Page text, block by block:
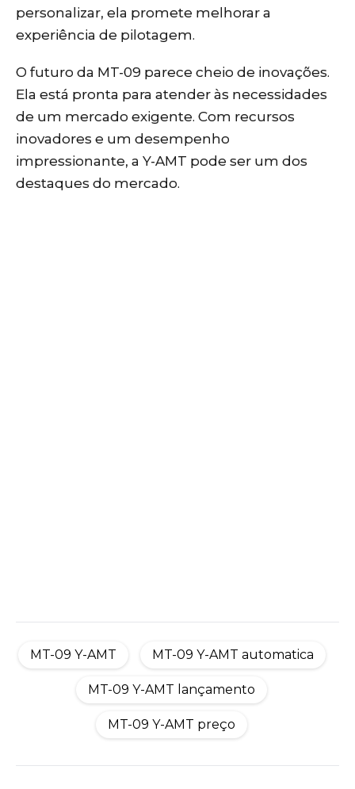
personalizar, ela promete melhorar a
experiência de pilotagem.
O futuro da MT-09 parece cheio de inovações.
Ela está pronta para atender às necessidades
de um mercado exigente. Com recursos
inovadores e um desempenho
impressionante, a Y-AMT pode ser um dos
destaques do mercado.
MT-09 Y-AMT MT-09 Y-AMT automatica
MT-09 Y-AMT lançamento
MT-09 Y-AMT preço